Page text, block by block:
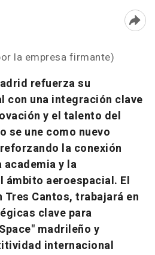
la empresa firmante)
refuerza su
con una integración clave
y el talento del
se une como nuevo
la conexión
y la
ámbito aeroespacial. El
Cantos, trabajará en
clave para
madrileño y
internacional